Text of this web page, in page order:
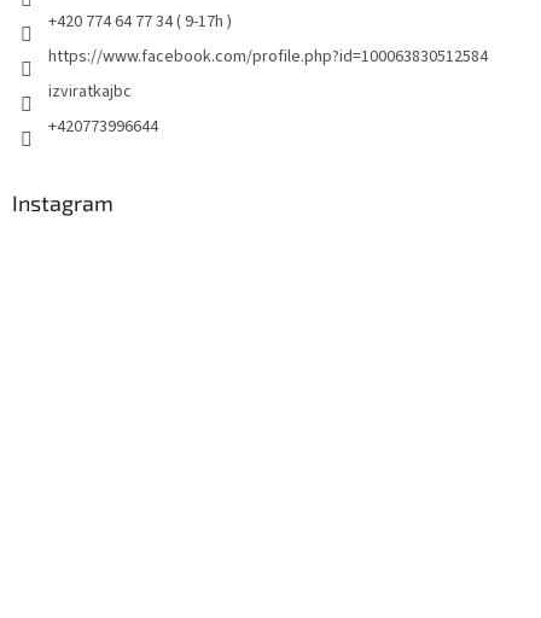
+420 774 64 77 34 ( 9-17h )
https://www.facebook.com/profile.php?id=100063830512584
izviratkajbc
+420773996644
Instagram